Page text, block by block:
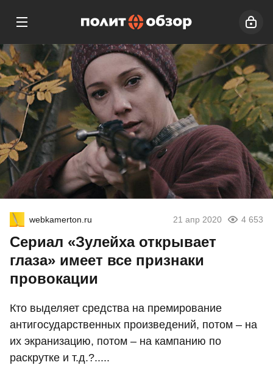
webkamerton.ru 21 апр 2020 4 653
Сериал «Зулейха открывает
глаза» имеет все признаки
провокации
Кто выделяет средства на премирование
антигосударственных произведений, потом – на
их экранизацию, потом – на кампанию по
раскрутке и т.д.?.....